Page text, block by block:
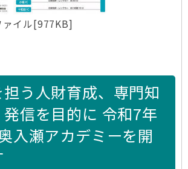
ァイル[977KB]
う人財育成、専門知
信を目的に 令和7年
入瀬アカデミーを開